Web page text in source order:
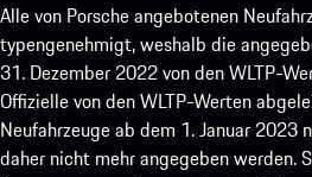
Alle von Porsche angebotenen
typengenehmigt, weshalb die
31. Dezember 2022 von den WLTP-
Offizielle von den WLTP-Werten
Neufahrzeuge ab dem 1. Januar 2023
daher nicht mehr angegeben werden.